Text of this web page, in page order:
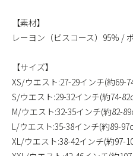
【素材】
レーヨン（ビスコース）95% /
【サイズ】
XS/ウエスト:27-29インチ(約69-
S/ウエスト:29-32インチ(約74-
M/ウエスト:32-35インチ(約82-
L/ウエスト:35-38インチ(約89-
XL/ウエスト:38-42インチ(約97-